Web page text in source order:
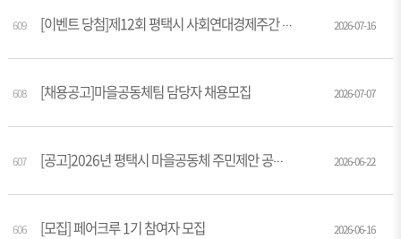
609 [이벤트 당첨]제12회 평택시 사회연대경제주간 기념이벤트 당첨안내 2026-07-16
608 [채용공고]마을공동체팀 담당자 채용모집 2026-07-07
607 [공고]2026년 평택시 마을공동체 주민제안 공모사업 2차 선정결과 공고 2026-06-22
606 [모집] 페어크루 1기 참여자 모집 2026-06-16